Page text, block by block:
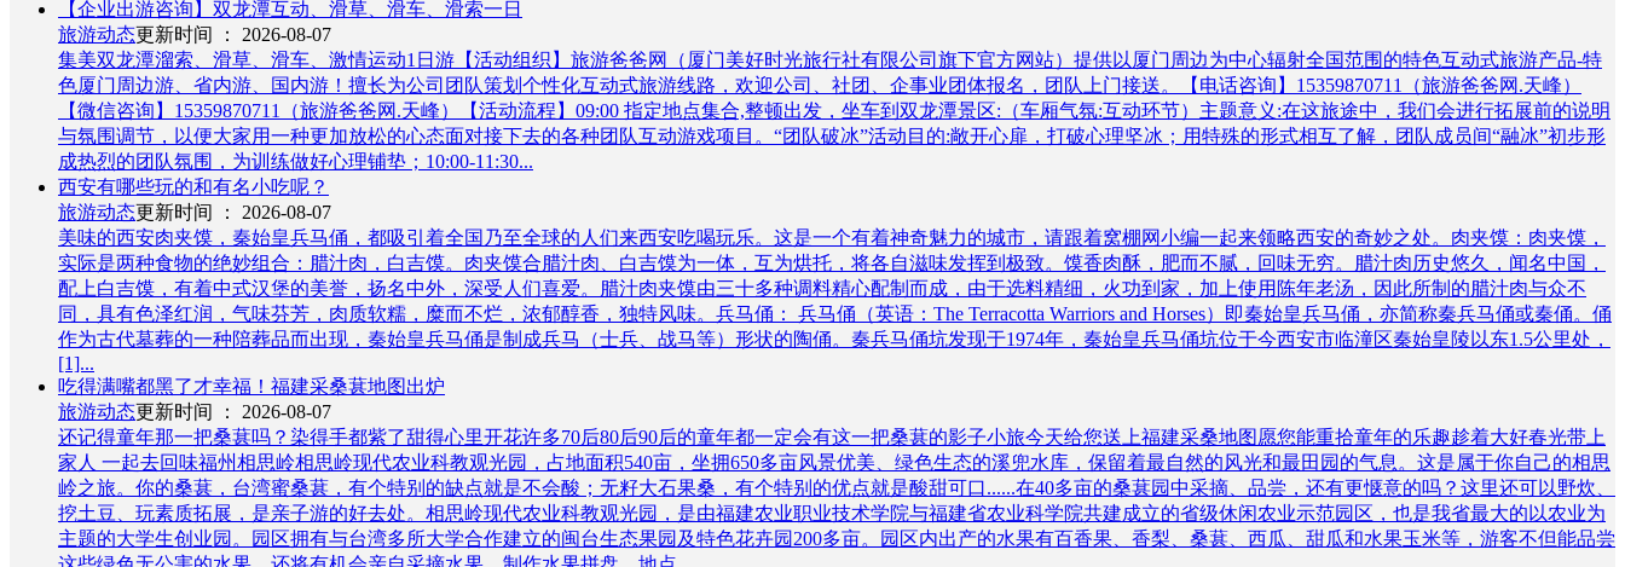
【企业出游咨询】双龙潭互动、滑草、滑车、滑索一日
旅游动态更新时间 ： 2026-08-07
集美双龙潭溜索、滑草、滑车、激情运动1日游【活动组织】旅游爸爸网（厦门美好时光旅行社有限公司旗下官方网站）提供以厦门周边为中心辐射全国范围的特色互动式旅游产品-特
色厦门周边游、省内游、国内游！擅长为公司团队策划个性化互动式旅游线路，欢迎公司、社团、企事业团体报名，团队上门接送。【电话咨询】15359870711（旅游爸爸网.天峰）
【微信咨询】15359870711（旅游爸爸网.天峰）【活动流程】09:00 指定地点集合,整顿出发，坐车到双龙潭景区:（车厢气氛:互动环节）主题意义:在这旅途中，我们会进行拓展前的说明
与氛围调节，以便大家用一种更加放松的心态面对接下去的各种团队互动游戏项目。“团队破冰”活动目的:敞开心扉，打破心理坚冰；用特殊的形式相互了解，团队成员间“融冰”初步形
成热烈的团队氛围，为训练做好心理铺垫；10:00-11:30...
西安有哪些玩的和有名小吃呢？
旅游动态更新时间 ： 2026-08-07
美味的西安肉夹馍，秦始皇兵马俑，都吸引着全国乃至全球的人们来西安吃喝玩乐。这是一个有着神奇魅力的城市，请跟着窝棚网小编一起来领略西安的奇妙之处。肉夹馍：肉夹馍，
实际是两种食物的绝妙组合：腊汁肉，白吉馍。肉夹馍合腊汁肉、白吉馍为一体，互为烘托，将各自滋味发挥到极致。馍香肉酥，肥而不腻，回味无穷。腊汁肉历史悠久，闻名中国，
配上白吉馍，有着中式汉堡的美誉，扬名中外，深受人们喜爱。腊汁肉夹馍由三十多种调料精心配制而成，由于选料精细，火功到家，加上使用陈年老汤，因此所制的腊汁肉与众不
同，具有色泽红润，气味芬芳，肉质软糯，糜而不烂，浓郁醇香，独特风味。兵马俑： 兵马俑（英语：The Terracotta Warriors and Horses）即秦始皇兵马俑，亦简称秦兵马俑或秦俑。俑
作为古代墓葬的一种陪葬品而出现，秦始皇兵马俑是制成兵马（士兵、战马等）形状的陶俑。秦兵马俑坑发现于1974年，秦始皇兵马俑坑位于今西安市临潼区秦始皇陵以东1.5公里处，
[1]...
吃得满嘴都黑了才幸福！福建采桑葚地图出炉
旅游动态更新时间 ： 2026-08-07
还记得童年那一把桑葚吗？染得手都紫了甜得心里开花许多70后80后90后的童年都一定会有这一把桑葚的影子小旅今天给您送上福建采桑地图愿您能重拾童年的乐趣趁着大好春光带上
家人 一起去回味福州相思岭相思岭现代农业科教观光园，占地面积540亩，坐拥650多亩风景优美、绿色生态的溪兜水库，保留着最自然的风光和最田园的气息。这是属于你自己的相思
岭之旅。你的桑葚，台湾蜜桑葚，有个特别的缺点就是不会酸；无籽大石果桑，有个特别的优点就是酸甜可口......在40多亩的桑葚园中采摘、品尝，还有更惬意的吗？这里还可以野炊、
挖土豆、玩素质拓展，是亲子游的好去处。相思岭现代农业科教观光园，是由福建农业职业技术学院与福建省农业科学院共建成立的省级休闲农业示范园区，也是我省最大的以农业为
主题的大学生创业园。园区拥有与台湾多所大学合作建立的闽台生态果园及特色花卉园200多亩。园区内出产的水果有百香果、香梨、桑葚、西瓜、甜瓜和水果玉米等，游客不但能品尝